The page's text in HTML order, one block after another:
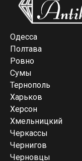
Одесса
Полтава
Ровно
Сумы
Тернополь
Харьков
Херсон
Хмельницкий
Черкассы
Чернигов
Черновцы